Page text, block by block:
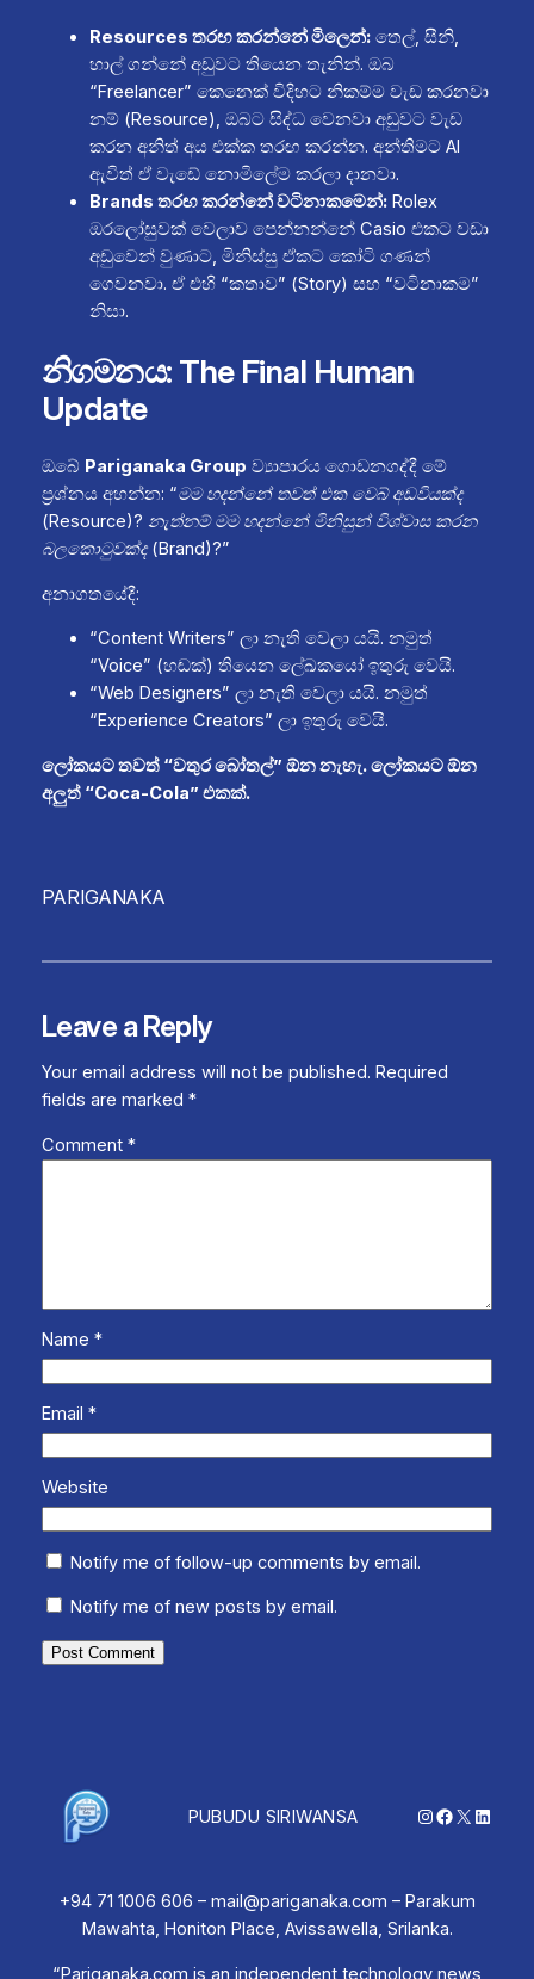
Resources තරඟ කරන්නේ මිලෙන්:තෙල්, සීනි,
හාල් ගන්නේ අඩුවට තියෙන තැනින්. ඔබ
“Freelancer” කෙනෙක් විදිහට නිකම්ම වැඩ කරනවා
නම් (Resource), ඔබට සිද්ධ වෙනවා අඩුවට වැඩ
කරන අනිත් අය එක්ක තරඟ කරන්න. අන්තිමට AI
ඇවිත් ඒ වැඩේ නොමිලේම කරලා දානවා.
Brands තරඟ කරන්නේ වටිනාකමෙන්:Rolex
ඔරලෝසුවක් වෙලාව පෙන්නන්නේ Casio එකට වඩා
අඩුවෙන් වුණාට, මිනිස්සු ඒකට කෝටි ගණන්
ගෙවනවා. ඒ එහි “කතාව” (Story) සහ “වටිනාකම”
නිසා.
නිගමනය: The Final Human
Update
ඔබේ Pariganaka Group ව්‍යාපාරය ගොඩනගද්දී මේ
ප්‍රශ්නය අහන්න: “මම හදන්නේ තවත් එක වෙබ් අඩවියක්ද
(Resource)? නැත්නම් මම හදන්නේ මිනිසුන් විශ්වාස කරන
බලකොටුවක්ද (Brand)?”
අනාගතයේදී:
“Content Writers” ලා නැති වෙලා යයි. නමුත්
“Voice” (හඬක්) තියෙන ලේඛකයෝ ඉතුරු වෙයි.
“Web Designers” ලා නැති වෙලා යයි. නමුත්
“Experience Creators” ලා ඉතුරු වෙයි.
ලෝකයට තවත් “වතුර බෝතල්” ඕන නැහැ. ලෝකයට ඕන
අලුත් “Coca-Cola” එකක්.
PARIGANAKA
Leave a Reply
Your email address will not be published. Required
fields are marked *
Comment *
Name *
Email *
Website
Notify me of follow-up comments by email.
Notify me of new posts by email.
PUBUDU SIRIWANSA Instagram
Facebook
X
+94 71 1006 606 – mail@pariganaka.com – Parakum
Mawahta, Honiton Place, Avissawella, Srilanka.
“Pariganaka.com is an independent technology news